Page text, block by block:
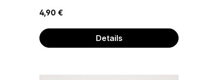
Regulärer Preis:
4,90 €
Details